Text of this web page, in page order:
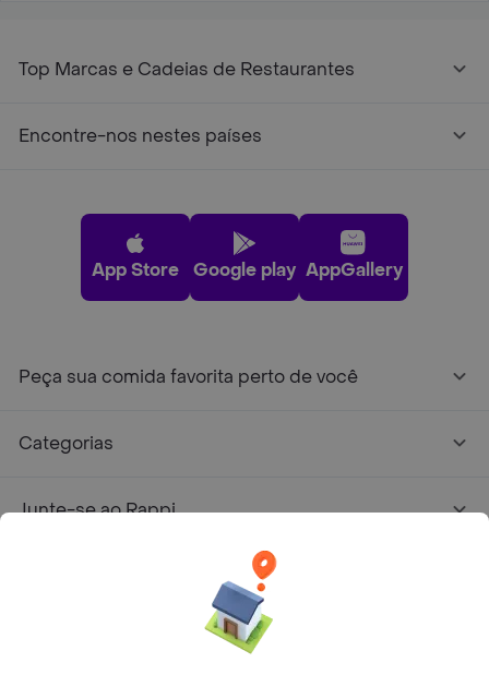
Top Marcas e Cadeias de Restaurantes
Encontre-nos nestes países
App Store Google play AppGallery
Peça sua comida favorita perto de você
Categorias
Junte-se ao Rappi
Facebook
Twitter